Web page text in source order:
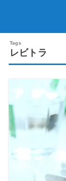
レビトラ